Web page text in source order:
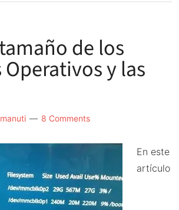
de los
y las
manuti 8 Comments
En este
artículo